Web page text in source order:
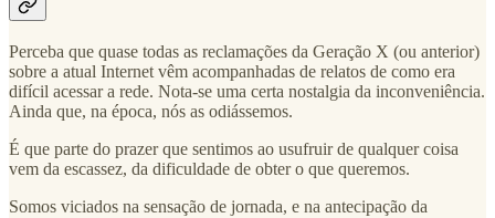
Perceba que quase todas as reclamações da Geração X (ou anterior)
sobre a atual Internet vêm acompanhadas de relatos de como era
difícil acessar a rede. Nota-se uma certa nostalgia da inconveniência.
Ainda que, na época, nós as odiássemos.
É que parte do prazer que sentimos ao usufruir de qualquer coisa
vem da escassez, da dificuldade de obter o que queremos.
Somos viciados na sensação de jornada, e na antecipação da